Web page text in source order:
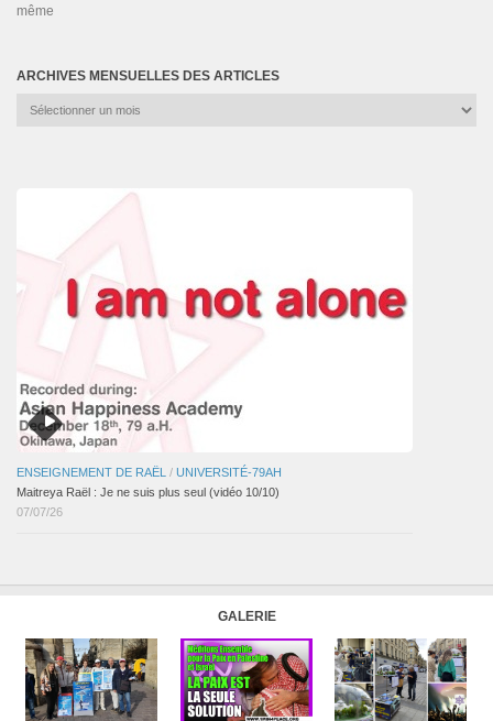
même
ARCHIVES MENSUELLES DES ARTICLES
Archives
ENSEIGNEMENT DE RAËL / UNIVERSITÉ-79AH
Maitreya Raël : Je ne suis plus seul (vidéo 10/10)
07/07/26
GALERIE